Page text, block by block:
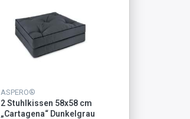
ASPERO®
2 Stuhlkissen 58x58 cm
„Cartagena“ Dunkelgrau